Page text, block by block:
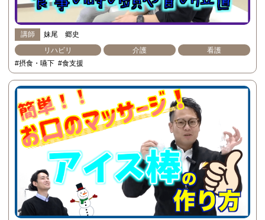
講師
妹尾 郷史
リハビリ
介護
看護
#摂食・嚥下 #食支援